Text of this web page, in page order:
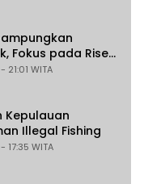
Fokus pada Riset
WITA
Kepulauan
Illegal Fishing
WITA